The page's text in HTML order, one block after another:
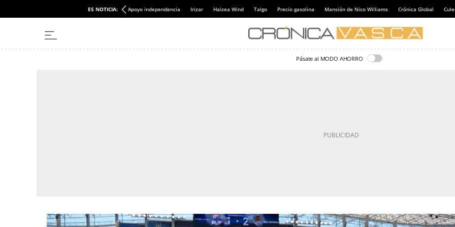
ES NOTICIA: Apoyo independencia Irizar Haizea Wind Talgo Precio gasolina Mansión de Nico Williams Crónica Global
Pásate al MODO AHORRO